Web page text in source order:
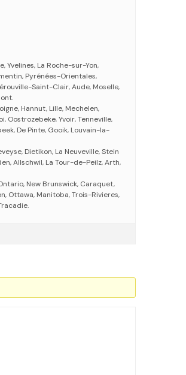
Yvelines, La Roche-sur-Yon,
Pyrénées-Orientales,
Saint-Clair, Aude, Moselle,
Hannut, Lille, Mechelen,
Yvoir, Tenneville,
De Pinte, Gooik, Louvain-la-
Dietikon, La Neuveville, Stein
Allschwil, La Tour-de-Peilz, Arth,
New Brunswick, Caraquet,
Ottawa, Manitoba, Trois-Rivieres,